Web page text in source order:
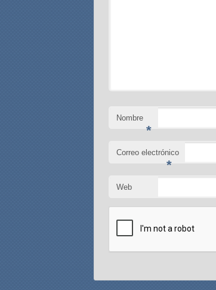
Nombre
*
Correo electrónico
*
Web